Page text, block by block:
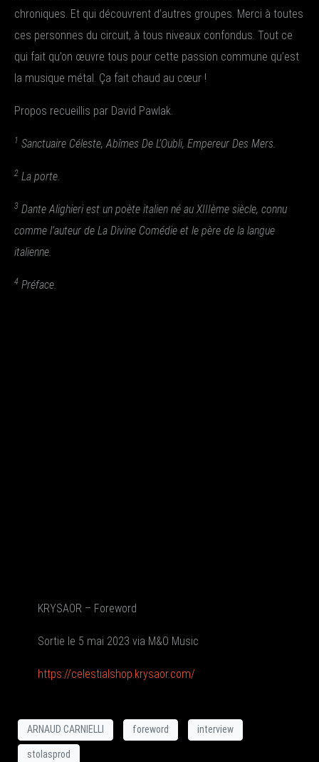
chroniques. Et qui découvrent d’autres groupes. Merci à toutes
ces personnes du circuit, à tous niveaux confondus. Tout ce
qui fait qu’on œuvre tous pour cette passion commune qu’est
la musique métal. Ça fait chaud au cœur !
Propos recueillis par David Pawlak.
1 Sanctuaire Céleste, Abîmes De L’Oubli, Empereur Des Mers.
2 La porte.
3 Dante Alighieri est un poète italien né au XIIIème siècle, connu
comme l’auteur de La Divine Comédie et le père de la langue
italienne.
4 Préface.
KRYSAOR – Foreword
Sortie le 5 mai 2023 via M&O Music
https://celestialshop.krysaor.com/
ARNAUD CARNIELLI foreword interview
stolasprod